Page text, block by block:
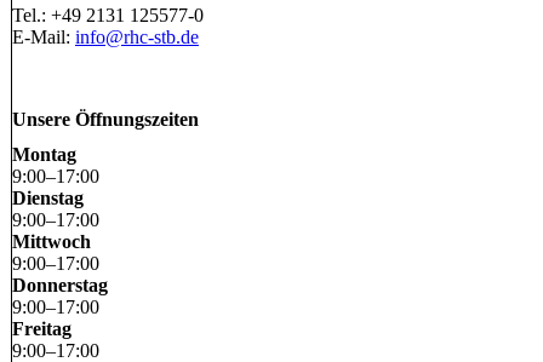
Tel.: +49 2131 125577-0
E-Mail: info@rhc-stb.de
Unsere Öffnungszeiten
Montag
9:00–17:00
Dienstag
9:00–17:00
Mittwoch
9:00–17:00
Donnerstag
9:00–17:00
Freitag
9:00–17:00